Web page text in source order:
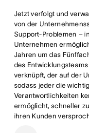
Jetzt verfolgt und
von der
Support-Problemen –
Unternehmen
Jahren um das
des
verknüpft, der auf der
sodass jeder die
Verantwortlichkeiten
ermöglicht, schneller
ihren Kunden